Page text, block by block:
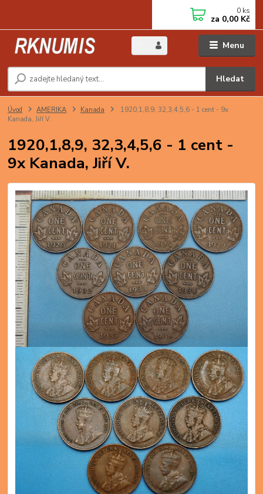
Menu
Hledat
0 ks
za 0,00 Kč
Úvod AMERIKA Kanada
1920,1,8,9, 32,3,4,5,6 - 1 cent - 9x
Kanada, Jiří V.
1920,1,8,9, 32,3,4,5,6 - 1 cent -
9x Kanada, Jiří V.